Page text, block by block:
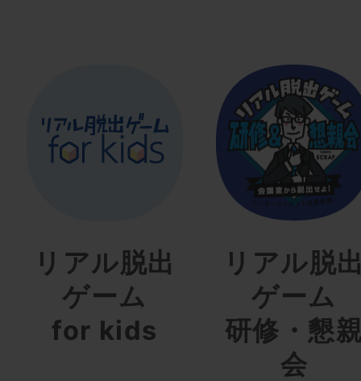
リアル脱出
ゲーム
for kids
リアル脱
ゲーム
研修・懇
会